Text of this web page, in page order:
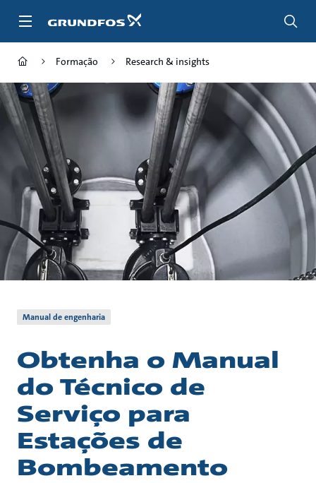
para
Formação Research & insights
Manual de engenharia
Obtenha o Manual
do Técnico de
Serviço para
Estações de
Bombeamento